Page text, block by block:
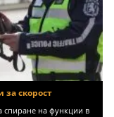
скорост
спиране на функции в